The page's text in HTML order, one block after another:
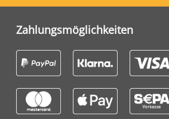
Zahlungsmöglichkeiten